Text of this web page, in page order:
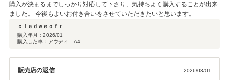
購入が決まるまでしっかり対応して下さり、気持ちよく購入することが出来
ました。 今後もよいお付き合いをさせていただきたいと思います。
ｃｉａｄｗｅｏｆｒ
購入年月： 2026/01
購入した車：アウディ A4
販売店の返信 2026/03/01